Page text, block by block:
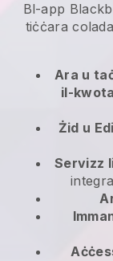
Bl-app
tiċċara
Ara u
il-
Żid u
Servizz